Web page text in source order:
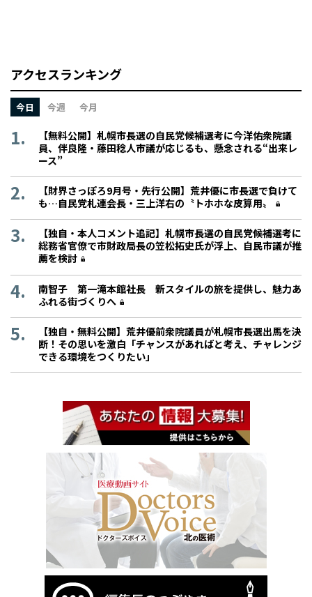
アクセスランキング
今日 今週 今月
【無料公開】札幌市長選の自民党候補選考に今洋佑衆院議
員、伴良隆・藤田稔人市議が応じるも、懸念される“出来レ
ース”
【財界さっぽろ9月号・先行公開】荒井優に市長選で負けて
も…自民党札連会長・三上洋右の〝トホホな皮算用〟
【独自・本人コメント追記】札幌市長選の自民党候補選考に
総務省官僚で市財政局長の笠松拓史氏が浮上、自民市議が推
薦を検討
南智子 第一滝本館社長 新スタイルの旅を提供し、魅力あ
ふれる街づくりへ
【独自・無料公開】荒井優前衆院議員が札幌市長選出馬を決
断！その思いを激白「チャンスがあればと考え、チャレンジ
できる環境をつくりたい」